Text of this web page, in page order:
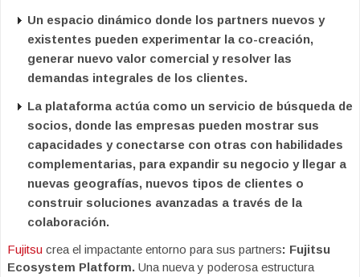
Un espacio dinámico donde los partners nuevos y
existentes pueden experimentar la co-creación,
generar nuevo valor comercial y resolver las
demandas integrales de los clientes.
La plataforma actúa como un servicio de búsqueda de
socios, donde las empresas pueden mostrar sus
capacidades y conectarse con otras con habilidades
complementarias, para expandir su negocio y llegar a
nuevas geografías, nuevos tipos de clientes o
construir soluciones avanzadas a través de la
colaboración.
Fujitsu crea el impactante entorno para sus partners: Fujitsu
Ecosystem Platform. Una nueva y poderosa estructura